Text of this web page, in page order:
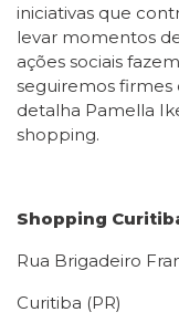
iniciativas que
levar momentos
ações sociais
seguiremos firmes
detalha Pamella
shopping.
Shopping
Rua Brigadeiro
Curitiba (PR)